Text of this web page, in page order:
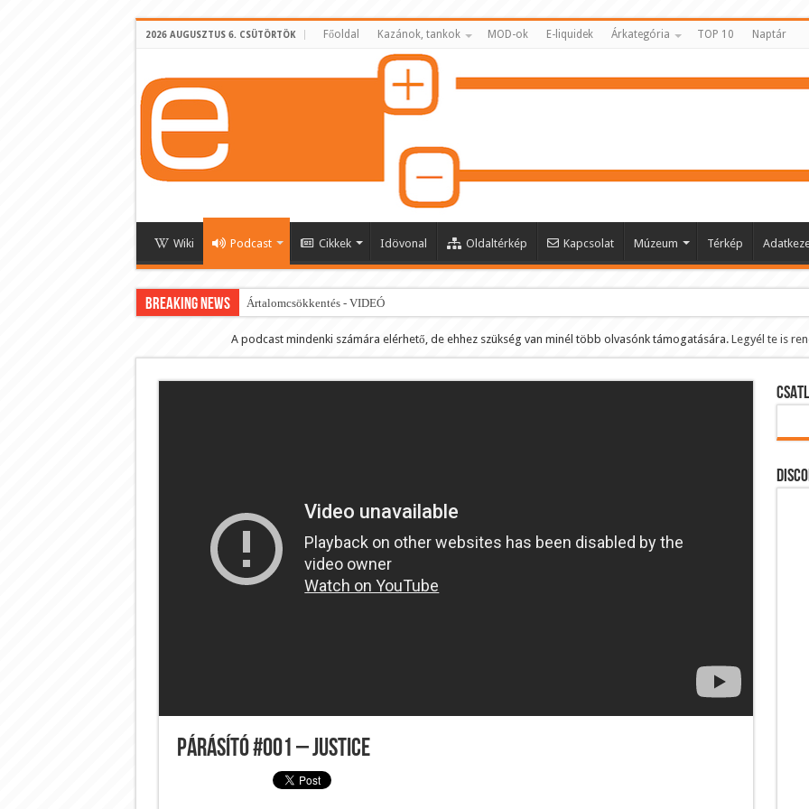
2026 AUGUSZTUS 6. CSÜTÖRTÖK Főoldal Kazánok, tankok MOD-ok E-liquidek Árkategória TOP 10 Naptár
Wiki Podcast Cikkek Idövonal Oldaltérkép Kapcsolat Múzeum Térkép
BREAKING NEWS Ártalomcsökkentés - VIDEÓ
E-cigi használati szokások 2.0
Android Podcast alkalmazás letöltése
A podcast mindenki számára elérhető, de ehhez szükség van minél több olvasónk támogatására. Legyél te is
Párásító #001 – Justice